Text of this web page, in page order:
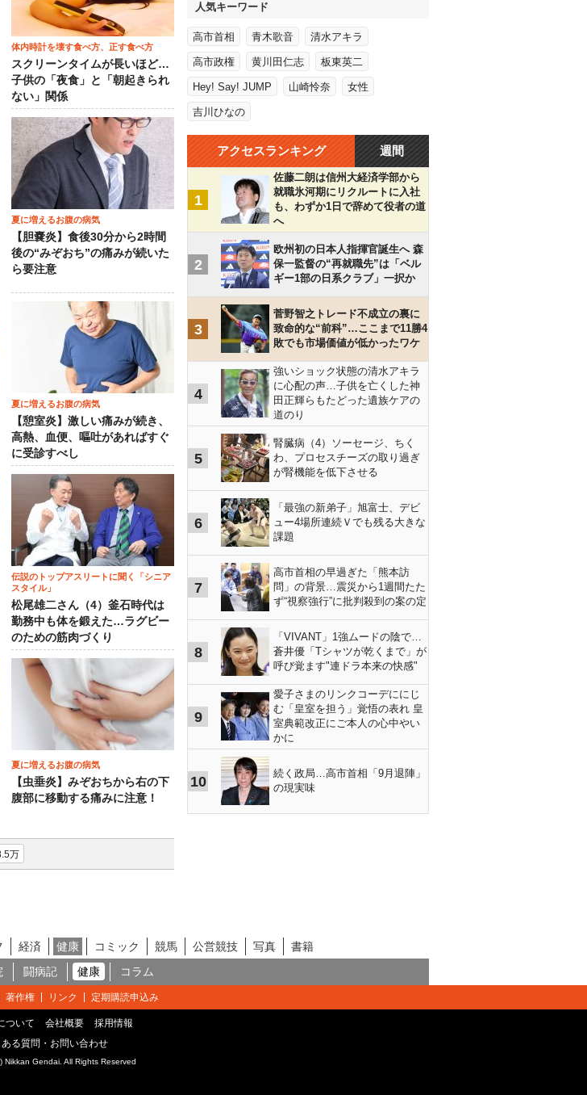
体内時計を壊す食べ方、正す食べ方
スクリーンタイムが長いほど…
子供の「夜食」と「朝起きられ
ない」関係
夏に増えるお腹の病気
【胆嚢炎】食後30分から2時間
後の“みぞおち”の痛みが続いた
ら要注意
夏に増えるお腹の病気
【憩室炎】激しい痛みが続き、
高熱、血便、嘔吐があればすぐ
に受診すべし
伝説のトップアスリートに聞く「シニア
スタイル」
松尾雄二さん（4）釜石時代は
勤務中も体を鍛えた…ラグビー
のための筋肉づくり
夏に増えるお腹の病気
【虫垂炎】みぞおちから右の下
腹部に移動する痛みに注意！
万
人気キーワード
高市首相 青木歌音 清水アキラ
高市政権 黄川田仁志 板東英二
Hey! Say! JUMP 山崎怜奈 女性
吉川ひなの
アクセスランキング 週間
1
佐藤二朗は信州大経済学部から
就職氷河期にリクルートに入社
も、わずか1日で辞めて役者の道
へ
2
欧州初の日本人指揮官誕生へ 森
保一監督の“再就職先”は「ベル
ギー1部の日系クラブ」一択か
3
菅野智之トレード不成立の裏に
致命的な“前科”…ここまで11勝4
敗でも市場価値が低かったワケ
4
強いショック状態の清水アキラ
に心配の声…子供を亡くした神
田正輝らもたどった遺族ケアの
道のり
5
腎臓病（4）ソーセージ、ちく
わ、プロセスチーズの取り過ぎ
が腎機能を低下させる
6
「最強の新弟子」旭富士、デビ
ュー4場所連続Ｖでも残る大きな
課題
7
高市首相の早過ぎた「熊本訪
問」の背景…震災から1週間たた
ず“視察強行”に批判殺到の案の定
8
「VIVANT」1強ムードの陰で…
蒼井優「Tシャツが乾くまで」が
呼び覚ます"連ドラ本来の快感"
9
愛子さまのリンクコーデににじ
む「皇室を担う」覚悟の表れ 皇
室典範改正にご本人の心中やい
かに
10
続く政局…高市首相「9月退陣」
の現実味
経済 健康 コミック 競馬 公営競技 写真
書籍
闘病記 健康 コラム
著作権 リンク 定期購読申込み
ついて 会社概要
採用情報
ある質問・お問い合わせ
Nikkan Gendai. All Rights Reserved